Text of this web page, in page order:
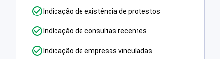
Indicação de existência de protestos
Indicação de consultas recentes
Indicação de empresas vinculadas